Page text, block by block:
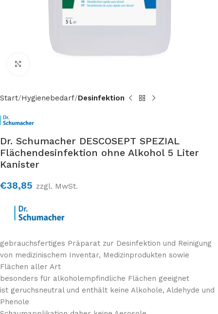
Start Hygienebedarf Desinfektion
Dr. Schumacher DESCOSEPT SPEZIAL
Flächendesinfektion ohne Alkohol 5 Liter
Kanister
€38,85 zzgl. MwSt.
gebrauchsfertiges Präparat zur Desinfektion und Reinigung
von medizinischem Inventar, Medizinprodukten sowie
Flächen aller Art
besonders für alkoholempfindliche Flächen geeignet
ist geruchsneutral und enthält keine Alkohole, Aldehyde und
Phenole